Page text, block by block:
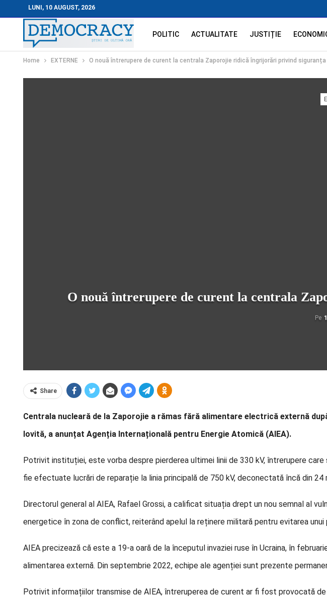
LUNI, 10 AUGUST, 2026
POLITIC ACTUALITATE JUSTIȚIE
Home EXTERNE O nouă întrerupere de curent la centrala Zaporojie ridică îngrijorări privind siguranța
O nouă întrerupere de curent la centrala
Pe
Share
Centrala nucleară de la Zaporojie a rămas fără alimentare electrică externă
lovită, a anunțat Agenția Internațională pentru Energie Atomică (AIEA).
Potrivit instituției, este vorba despre pierderea ultimei linii de 330 kV, întrerupere
fie efectuate lucrări de reparație la linia principală de 750 kV, deconectată încă din 24
Directorul general al AIEA, Rafael Grossi, a calificat situația drept un nou semnal al
energetice în zona de conflict, reiterând apelul la reținere militară pentru evitarea unui
AIEA precizează că este a 19-a oară de la începutul invaziei ruse în Ucraina, în
alimentarea externă. Din septembrie 2022, echipe ale agenției sunt prezente
Potrivit informațiilor transmise de AIEA, întreruperea de curent ar fi fost provocată